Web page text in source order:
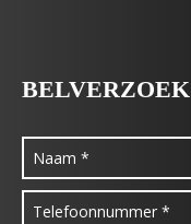
BELVERZOEK